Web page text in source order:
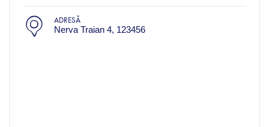
ADRESĂ
Nerva Traian 4, 123456